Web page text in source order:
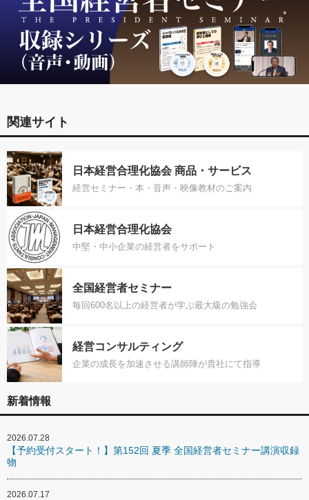
関連サイト
日本経営合理化協会 商品・サービス
経営セミナー・本・音声・映像教材のご案内
日本経営合理化協会
中堅・中小企業の経営者をサポート
全国経営者セミナー
毎回600名以上の経営者が学ぶ最大級の勉強会
経営コンサルティング
企業の成長を加速させる講師陣が貴社にて指導
新着情報
2026.07.28
【予約受付スタート！】第152回 夏季 全国経営者セミナー講演収録
物
2026.07.17